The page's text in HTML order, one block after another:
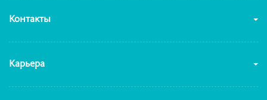
Контакты
Карьера